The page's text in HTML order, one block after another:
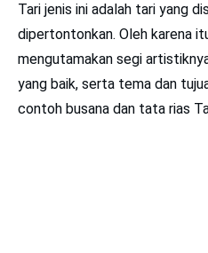
Tari jenis ini adalah tari yang
dipertontonkan. Oleh karena
mengutamakan segi
yang baik, serta tema dan
contoh busana dan tata rias